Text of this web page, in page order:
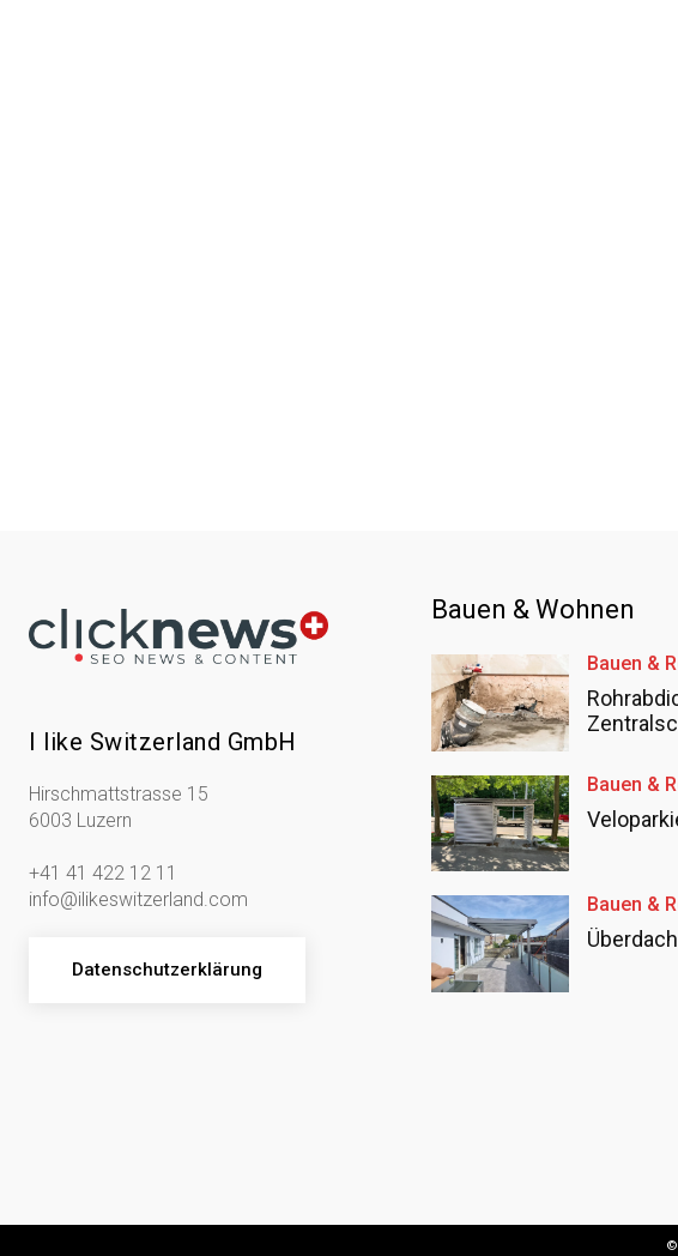
I like Switzerland GmbH
Hirschmattstrasse 15
6003 Luzern
+41 41 422 12 11
info@ilikeswitzerland.com
Datenschutzerklärung
Bauen & Wohnen
Bauen &
Bauen &
Bauen &
©